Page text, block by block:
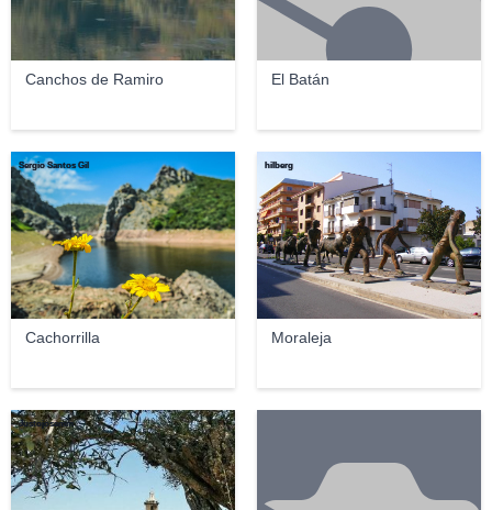
Canchos de Ramiro El Batán
Cachorrilla
Sergio Santos Gil
Moraleja
hilberg
Justojosemm